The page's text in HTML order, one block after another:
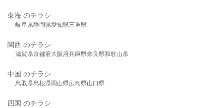
東海 のチラシ
岐阜県静岡県愛知県三重県
関西 のチラシ
滋賀県京都府大阪府兵庫県奈良県和歌山県
中国 のチラシ
鳥取県島根県岡山県広島県山口県
四国 のチラシ